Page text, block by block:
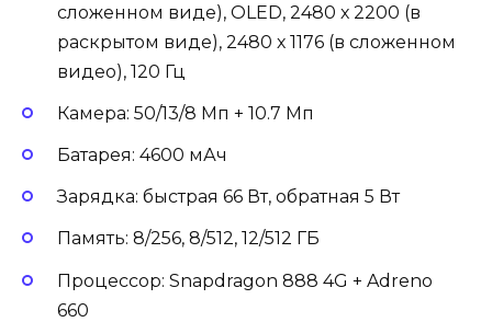
сложенном виде), OLED, 2480 х 2200 (в
раскрытом виде), 2480 х 1176 (в сложенном
видео), 120 Гц
Камера: 50/13/8 Мп + 10.7 Мп
Батарея: 4600 мАч
Зарядка: быстрая 66 Вт, обратная 5 Вт
Память: 8/256, 8/512, 12/512 ГБ
Процессор: Snapdragon 888 4G + Adreno
660